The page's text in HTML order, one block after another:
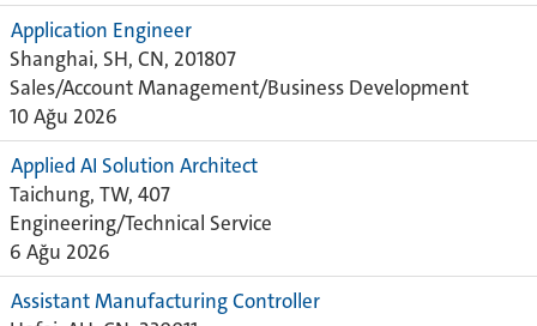
Application Engineer
Shanghai, SH, CN, 201807
Sales/Account Management/Business Development
10 Ağu 2026
Applied AI Solution Architect
Taichung, TW, 407
Engineering/Technical Service
6 Ağu 2026
Assistant Manufacturing Controller